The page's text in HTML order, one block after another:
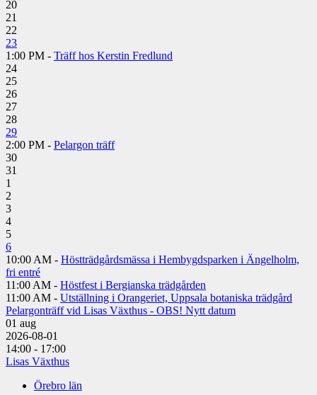
20
21
22
23
1:00 PM - Träff hos Kerstin Fredlund
24
25
26
27
28
29
2:00 PM - Pelargon träff
30
31
1
2
3
4
5
6
10:00 AM - Höstträdgårdsmässa i Hembygdsparken i Ängelholm,
fri entré
11:00 AM - Höstfest i Bergianska trädgården
11:00 AM - Utställning i Orangeriet, Uppsala botaniska trädgård
Pelargonträff vid Lisas Växthus - OBS! Nytt datum
01 aug
2026-08-01
14:00 - 17:00
Lisas Växthus
Örebro län